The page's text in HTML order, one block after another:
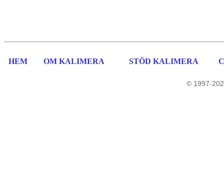
HEM OM KALIMERA STÖD KALIMERA
© 1997-